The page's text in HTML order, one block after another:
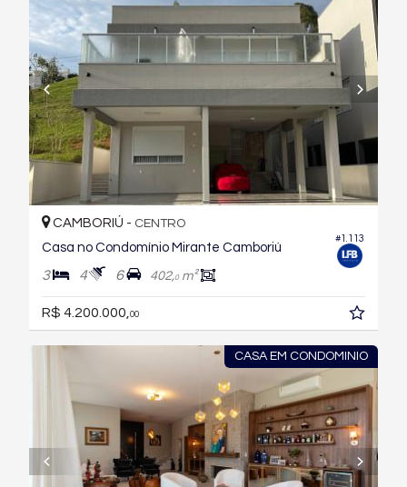
#1.113
CAMBORIÚ - CENTRO
Casa no Condomínio Mirante Camboriú
3 4 6 402,0m²
R$ 4.200.000, 00
CASA EM CONDOMINIO